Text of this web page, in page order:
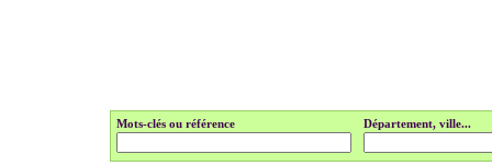
Mots-clés ou référence Département, ville...